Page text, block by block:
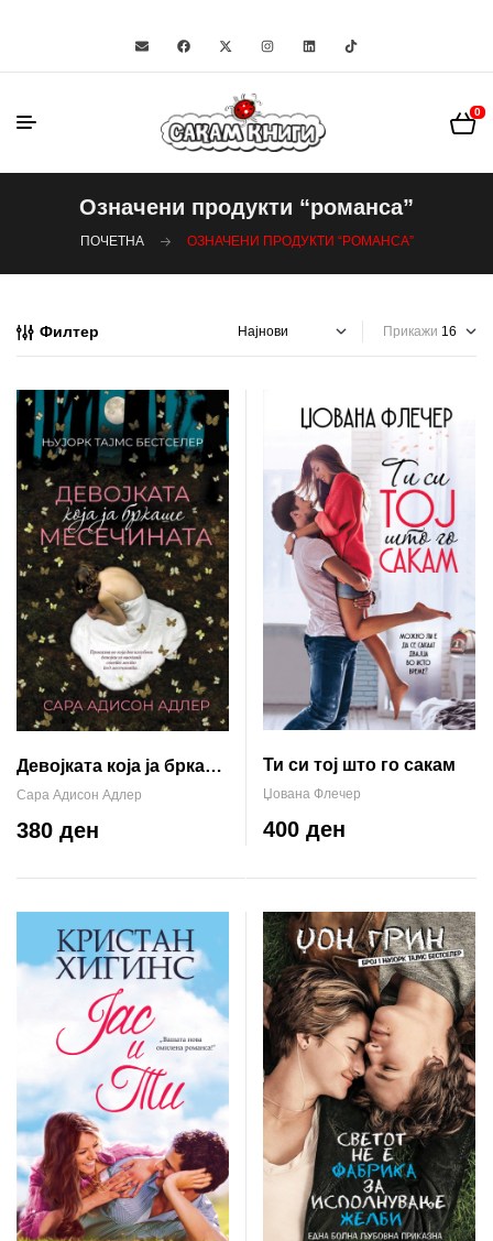
0
Означени продукти “романса”
ПОЧЕТНА ОЗНАЧЕНИ ПРОДУКТИ “РОМАНСА”
Филтер Прикажи
Девојката која ја бркаше
месечината
Сара Адисон Адлер
380 ден
Ти си тој што го сакам
Џована Флечер
400 ден